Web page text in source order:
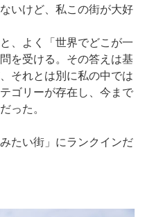
いけど、私この街が大好
、よく「世界でどこが一
を受ける。その答えは基
それとは別に私の中では
ゴリーが存在し、今まで
った。
たい街」にランクインだ